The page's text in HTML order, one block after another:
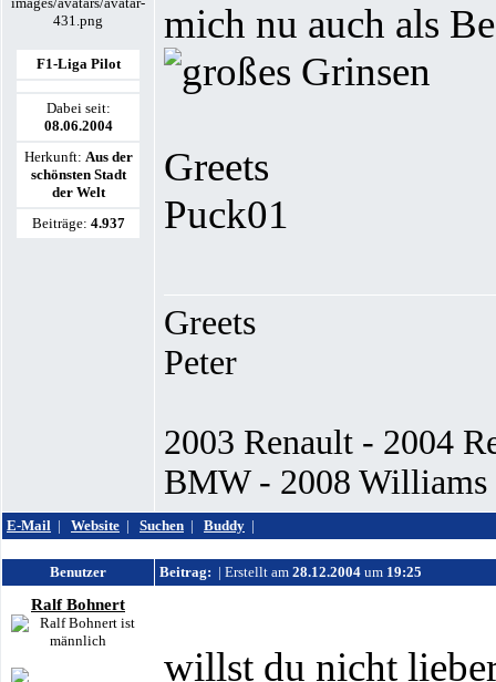
F1-Liga Pilot
Dabei seit:
08.06.2004
Herkunft: Aus der
schönsten Stadt
der Welt
Beiträge: 4.937
mich nu auch als
Greets
Puck01
Greets
Peter
2003 Renault - 2004
BMW - 2008 Williams
E-Mail | Website | Suchen | Buddy |
Benutzer Beitrag: | Erstellt am 28.12.2004 um 19:25
Ralf Bohnert
willst du nicht